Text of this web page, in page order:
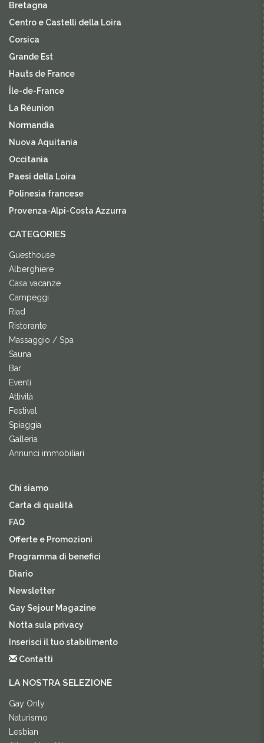
Bretagna
Centro e Castelli della Loira
Corsica
Grande Est
Hauts de France
Île-de-France
La Réunion
Normandia
Nuova Aquitania
Occitania
Paesi della Loira
Polinesia francese
Provenza-Alpi-Costa Azzurra
CATEGORIES
Guesthouse
Alberghiere
Casa vacanze
Campeggi
Riad
Ristorante
Massaggio / Spa
Sauna
Bar
Eventi
Attività
Festival
Spiaggia
Galleria
Annunci immobiliari
Chi siamo
Carta di qualità
FAQ
Offerte e Promozioni
Programma di benefici
Diario
Newsletter
Gay Sejour Magazine
Notta sula privacy
Inserisci il tuo stabilimento
Contatti
LA NOSTRA SELEZIONE
Gay Only
Naturismo
Lesbian